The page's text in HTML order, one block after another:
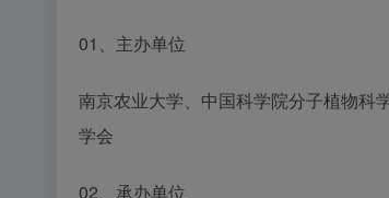
01、主办单位
南京农业大学、中国科学院分子植物科
学会
02、承办单位